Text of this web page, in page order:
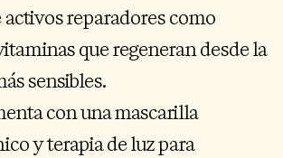
reparadores como
que regeneran desde la
sensibles.
con una mascarilla
y terapia de luz para